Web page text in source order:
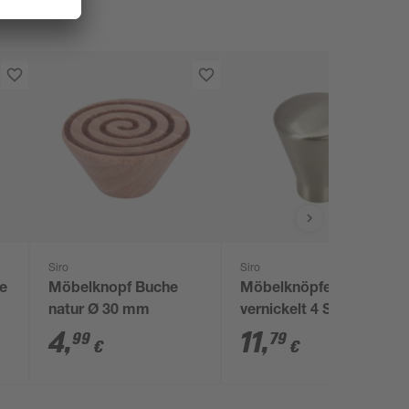
Siro
Möbelknopf Buche
natur Ø 30 mm
4,99 €
Siro
Möbelknöpfe
vernickelt 4 Stück
11,79 €